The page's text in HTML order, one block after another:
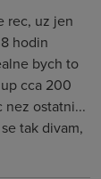
rec, uz jen
hodin
bych to
cca 200
nez ostatni...
tak divam,